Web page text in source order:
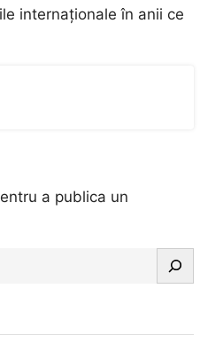
internaționale în anii ce
a publica un